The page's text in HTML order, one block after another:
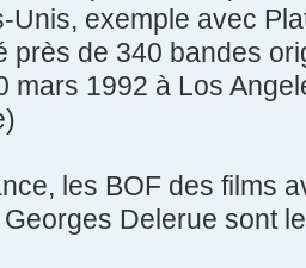
Unis, exemple avec
près de 340 bandes
mars 1992 à Los
les BOF des films
Delerue sont